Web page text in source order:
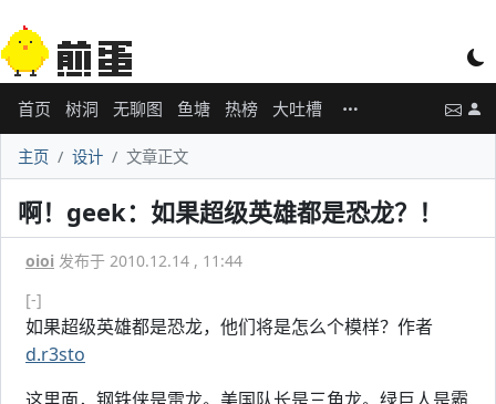
首页 树洞 无聊图 鱼塘 热榜 大吐槽
主页 设计 文章正文
啊！geek：如果超级英雄都是恐龙？！
oioi 发布于 2010.12.14 , 11:44
[-]
如果超级英雄都是恐龙，他们将是怎么个模样？作者
d.r3sto